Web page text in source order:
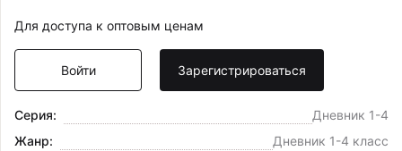
Для доступа к оптовым ценам
Войти Зарегистрироваться
Серия:
Дневник 1-4
Жанр:
Дневник 1-4 класс